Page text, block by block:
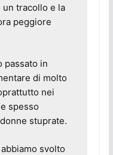
un tracollo e la
peggiore
passato in
di molto
nei
spesso
stuprate.
svolto